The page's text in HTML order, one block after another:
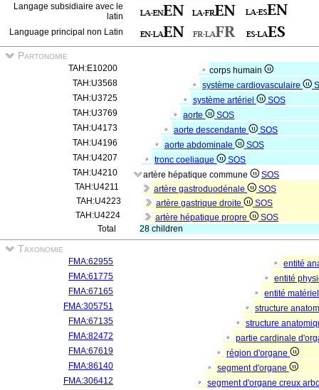
Langage subsidiaire avec le
latin
Language principal non Latin
Partonomie
TAH:E10200
corps humain
TAH:U3568
système cardiovasculaire
TAH:U3725
système artériel
SOS
TAH:U3769
aorte
SOS
TAH:U4173
aorte descendante
SOS
TAH:U4196
aorte abdominale
SOS
TAH:U4207
tronc coeliaque
SOS
TAH:U4210
artère hépatique commune
SOS
TAH:U4211
artère gastroduodénale
SOS
TAH:U4223
artère gastrique droite
SOS
TAH:U4224
artère hépatique propre
SOS
Total
28 children
Taxonomie
FMA:62955
entité
FMA:61775
entité
FMA:67165
entité
FMA:305751
structure
FMA:67135
structure
FMA:82472
partie cardinale
FMA:67619
région d'organe
FMA:86140
segment d'organe
FMA:306412
segment d'organe creux